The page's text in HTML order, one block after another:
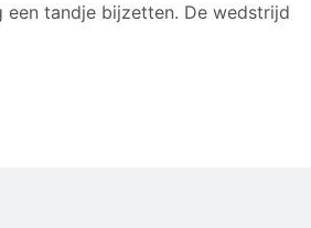
JO13-1
een tandje bijzetten. De wedstrijd